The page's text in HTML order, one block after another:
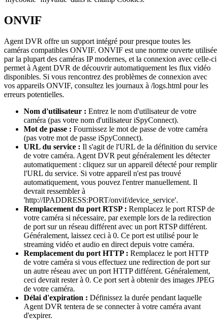
ONVIF
Agent DVR offre un support intégré pour presque toutes les
caméras compatibles ONVIF. ONVIF est une norme ouverte utilisée
par la plupart des caméras IP modernes, et la connexion avec celle-ci
permet à Agent DVR de découvrir automatiquement les flux vidéo
disponibles. Si vous rencontrez des problèmes de connexion avec
vos appareils ONVIF, consultez les journaux à /logs.html pour les
erreurs potentielles.
Nom d'utilisateur : Entrez le nom d'utilisateur de votre
caméra (pas votre nom d'utilisateur iSpyConnect).
Mot de passe : Fournissez le mot de passe de votre caméra
(pas votre mot de passe iSpyConnect).
URL du service : Il s'agit de l'URL de la définition du service
de votre caméra. Agent DVR peut généralement les détecter
automatiquement : cliquez sur un appareil détecté pour remplir
l'URL du service. Si votre appareil n'est pas trouvé
automatiquement, vous pouvez l'entrer manuellement. Il
devrait ressembler à
'http://IPADDRESS:PORT/onvif/device_service'.
Remplacement du port RTSP : Remplacez le port RTSP de
votre caméra si nécessaire, par exemple lors de la redirection
de port sur un réseau différent avec un port RTSP différent.
Généralement, laissez ceci à 0. Ce port est utilisé pour le
streaming vidéo et audio en direct depuis votre caméra.
Remplacement du port HTTP : Remplacez le port HTTP
de votre caméra si vous effectuez une redirection de port sur
un autre réseau avec un port HTTP différent. Généralement,
ceci devrait rester à 0. Ce port sert à obtenir des images JPEG
de votre caméra.
Délai d'expiration : Définissez la durée pendant laquelle
Agent DVR tentera de se connecter à votre caméra avant
d'expirer.